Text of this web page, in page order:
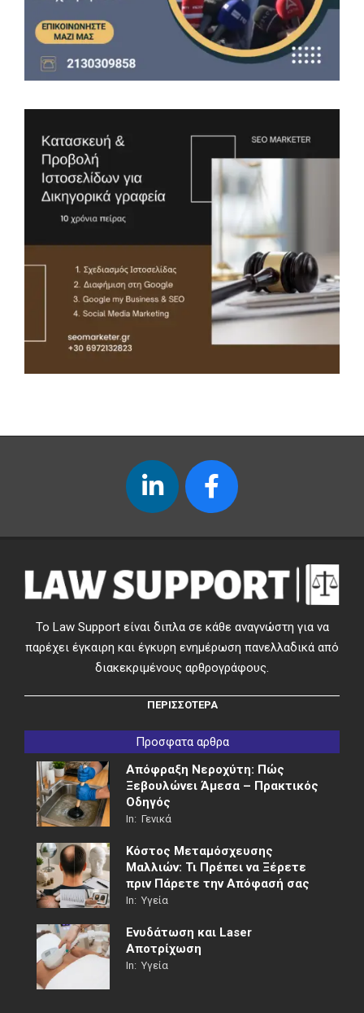
Το Law Support είναι διπλα σε κάθε αναγνώστη για να
παρέχει έγκαιρη και έγκυρη ενημέρωση πανελλαδικά από
διακεκριμένους αρθρογράφους.
ΠΕΡΙΣΣΟΤΕΡΑ
Προσφατα αρθρα
Απόφραξη Νεροχύτη: Πώς
Ξεβουλώνει Άμεσα – Πρακτικός
Οδηγός
In: Γενικά
Κόστος Μεταμόσχευσης
Μαλλιών: Τι Πρέπει να Ξέρετε
πριν Πάρετε την Απόφασή σας
In: Υγεία
Ενυδάτωση και Laser
Αποτρίχωση
In: Υγεία